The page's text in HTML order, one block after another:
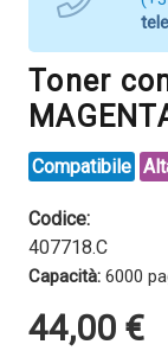
Toner
Compatibile
Codice:
407718.C
Capacità: 6000
44,00 €